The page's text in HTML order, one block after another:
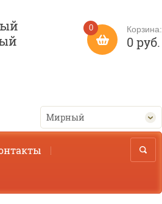
0 Корзина:
0 руб.
Мирный